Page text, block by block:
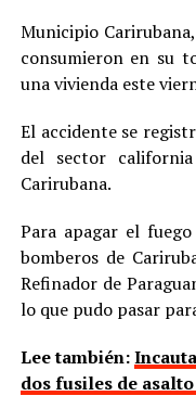
Municipio
consumieron en su
una vivienda este
El accidente se
del sector
Carirubana.
Para apagar el
bomberos de
Refinador de
lo que pudo pasar
Lee también:
dos fusiles de